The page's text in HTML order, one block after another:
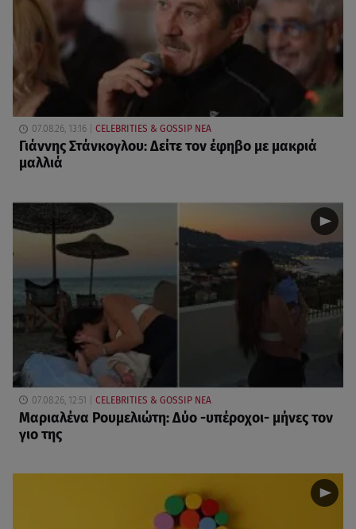
07.08.26, 13:16 CELEBRITIES & GOSSIP ΝΕΑ
Γιάννης Στάνκογλου: Δείτε τον έφηβο με μακριά
μαλλιά
07.08.26, 12:51 CELEBRITIES & GOSSIP ΝΕΑ
Μαριαλένα Ρουμελιώτη: Δύο -υπέροχοι- μήνες τον
γιο της